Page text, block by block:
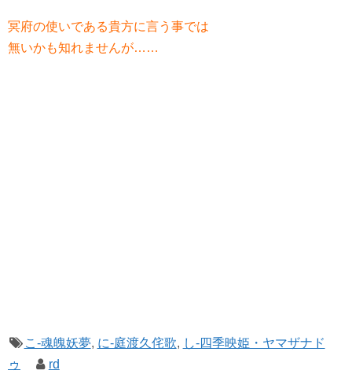
冥府の使いである貴方に言う事では
無いかも知れませんが……
こ-魂魄妖夢, に-庭渡久侘歌, し-四季映姫・ヤマザナド
ゥ
rd